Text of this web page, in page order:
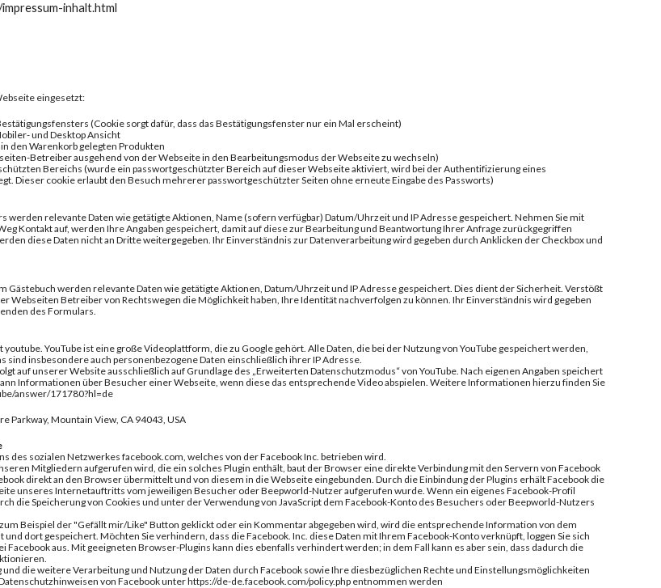
inhalt.html
eingesetzt:
(Cookie sorgt dafür, dass das Bestätigungsfenster nur ein Mal erscheint)
und Desktop Ansicht
den Warenkorb gelegten Produkten
Betreiber ausgehend von der Webseite in den Bearbeitungsmodus der Webseite zu wechseln)
Bereichs (wurde ein passwortgeschützter Bereich auf dieser Webseite aktiviert, wird bei der Authentifizierung eines
Dieser cookie erlaubt den Besuch mehrerer passwortgeschützter Seiten ohne erneute Eingabe des Passworts)
werden relevante Daten wie getätigte Aktionen, Name (sofern verfügbar) Datum/Uhrzeit und IP Adresse gespeichert. Nehmen Sie mit
Kontakt auf, werden Ihre Angaben gespeichert, damit auf diese zur Bearbeitung und Beantwortung Ihrer Anfrage zurückgegriffen
diese Daten nicht an Dritte weitergegeben. Ihr Einverständnis zur Datenverarbeitung wird gegeben durch Anklicken der Checkbox und
Gästebuch werden relevante Daten wie getätigte Aktionen, Datum/Uhrzeit und IP Adresse gespeichert. Dies dient der Sicherheit. Verstößt
Webseiten Betreiber von Rechtswegen die Möglichkeit haben, Ihre Identität nachverfolgen zu können. Ihr Einverständnis wird gegeben
des Formulars.
YouTube ist eine große Videoplattform, die zu Google gehört. Alle Daten, die bei der Nutzung von YouTube gespeichert werden,
sind insbesondere auch personenbezogene Daten einschließlich ihrer IP Adresse.
auf unserer Website ausschließlich auf Grundlage des „Erweiterten Datenschutzmodus“ von YouTube. Nach eigenen Angaben speichert
Informationen über Besucher einer Webseite, wenn diese das entsprechende Video abspielen. Weitere Informationen hierzu finden Sie
answer/171780?hl=de
Parkway, Mountain View, CA 94043, USA
des sozialen Netzwerkes facebook.com, welches von der Facebook Inc. betrieben wird.
Mitgliedern aufgerufen wird, die ein solches Plugin enthält, baut der Browser eine direkte Verbindung mit den Servern von Facebook
direkt an den Browser übermittelt und von diesem in die Webseite eingebunden. Durch die Einbindung der Plugins erhält Facebook die
unseres Internetauftritts vom jeweiligen Besucher oder Beepworld-Nutzer aufgerufen wurde. Wenn ein eigenes Facebook-Profil
die Speicherung von Cookies und unter der Verwendung von JavaScript dem Facebook-Konto des Besuchers oder Beepworld-Nutzers
Beispiel der "Gefällt mir/Like" Button geklickt oder ein Kommentar abgegeben wird, wird die entsprechende Information von dem
dort gespeichert. Möchten Sie verhindern, dass die Facebook. Inc. diese Daten mit Ihrem Facebook-Konto verknüpft, loggen Sie sich
Facebook aus. Mit geeigneten Browser-Plugins kann dies ebenfalls verhindert werden; in dem Fall kann es aber sein, dass dadurch die
die weitere Verarbeitung und Nutzung der Daten durch Facebook sowie Ihre diesbezüglichen Rechte und Einstellungsmöglichkeiten
von Facebook unter https://de-de.facebook.com/policy.php entnommen werden